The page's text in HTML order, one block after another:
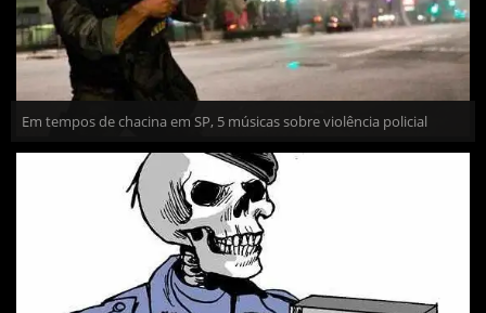
Em tempos de chacina em SP, 5 músicas sobre violência policial